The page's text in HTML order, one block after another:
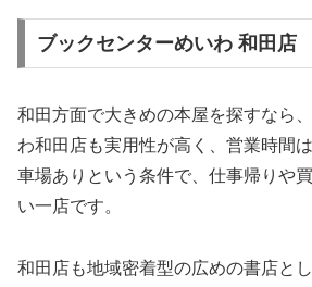
ブックセンターめいわ 和田店
和田方面で大きめの本屋を探すなら
わ和田店も実用性が高く、営業時間
車場ありという条件で、仕事帰りや
い一店です。
和田店も地域密着型の広めの書店と